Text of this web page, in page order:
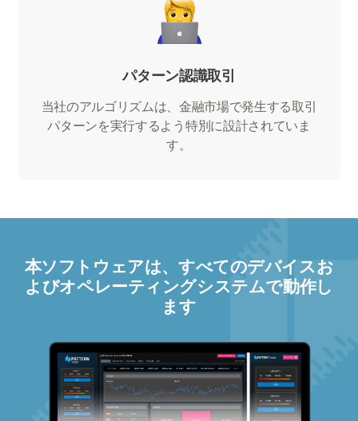
パターン認識取引
当社のアルゴリズムは、金融市場で発生する取引
パターンを実行するよう特別に設計されていま
す。
本ソフトウェアは、すべてのデバイスお
よびオペレーティングシステムで動作し
ます